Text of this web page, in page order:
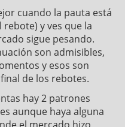
cuando la pauta está
y ves que la
sigue pesando.
son admisibles,
y esos son
de los rebotes.
hay 2 patrones
aunque haya alguna